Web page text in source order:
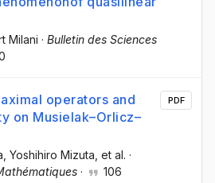
Milani · Bulletin des Sciences
operators and
on Musielak–Orlicz–
, Yoshihiro Mizuta , et al. ·
· 106
PDF